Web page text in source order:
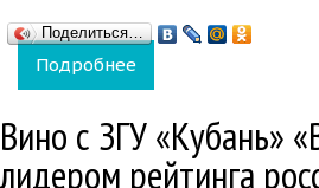
Поделиться…
Подробнее
Вино с ЗГУ «Кубань»
лидером рейтинга